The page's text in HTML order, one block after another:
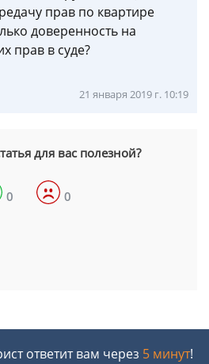
прав по квартире
доверенность на
прав в суде?
21 января 2019 г. 10:19
для вас полезной?
0 0
ответит вам через 5 минут!